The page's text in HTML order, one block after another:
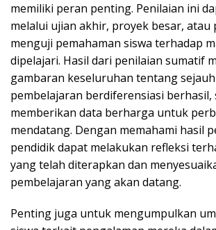
memiliki peran penting. Penilaian ini
melalui ujian akhir, proyek besar, atau
menguji pemahaman siswa terhadap
dipelajari. Hasil dari penilaian sumatif
gambaran keseluruhan tentang
pembelajaran berdiferensiasi berhasil,
memberikan data berharga untuk
mendatang. Dengan memahami hasil
pendidik dapat melakukan refleksi
yang telah diterapkan dan
pembelajaran yang akan datang.
Penting juga untuk mengumpulkan